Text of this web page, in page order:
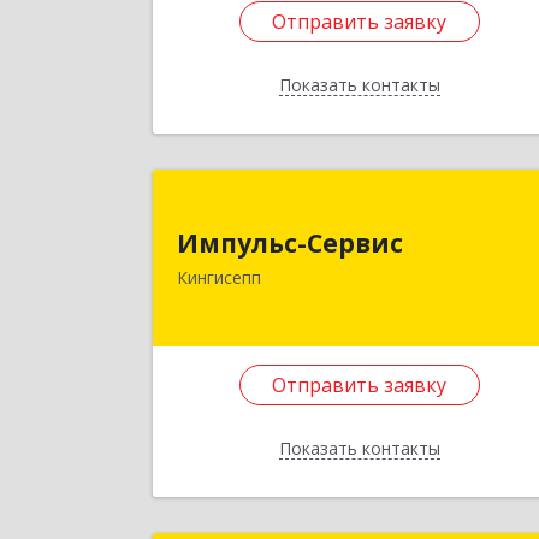
Отправить заявку
Показать контакты
Импульс-Сервис
Кингисепп
Отправить заявку
Показать контакты
188480, Ленинградская обл,
Кингисеппский р-н, Кингисепп г,
Подробнее
Назад